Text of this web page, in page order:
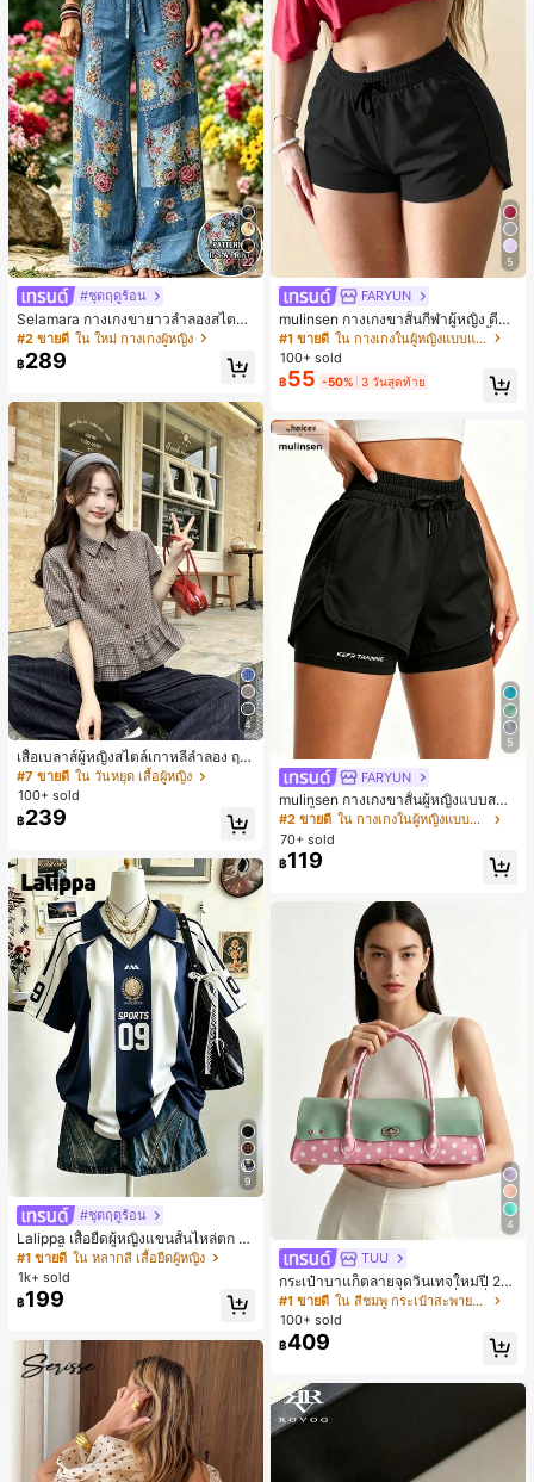
22
#ชุดฤดูร้อน
Selamara กางเกงขายาวลำลองสไตล์โ
บฮีเมียนสำหรับพักผ่อน สีกากี ผิวสัมผัส
มีเท็กซ์เจอร์ เอวสูงทรงหลวม เอวยางยืด
พร้อมเชือกรูด ทรงขาตรงทิ้งตัว ขากว้า
ดินทาง
#2 ขายดี ใน ใหม่ กางเกงผู้หญิง
฿289
4
เสื้อเบลาส์ผู้หญิงสไตล์เกาหลีลำลอง ฤดู
ใบไม้ผลิ/ฤดูร้อนใหม่ ชายระบาย ชิคแล
ะหรูหรา
#7 ขายดี ใน วันหยุด เสื้อผู้หญิง
100+ sold
฿239
9
#ชุดฤดูร้อน
Lalippa เสื้อยืดผู้หญิงแขนสั้นไหล่ตก ค
อวีปกเสื้อ ลายพิมพ์ดิจิทัลลายทาง สไตล์
สปอร์ตแฟชั่นมินิมอล ของขวัญสำหรับเ
พื่อน
#1 ขายดี ใน หลากสี เสื้อยืดผู้หญิง
1k+ sold
฿199
5
FARYUN
mulinsen กางเกงขาสั้นกีฬาผู้หญิง ดีไซ
น์ปลายเปิด เอวยืดหยุ่น กางเกงขาสั้น
ลำลองกีฬาฤดูร้อน ความยาว 3/4
#1 ขายดี
ใน กางเกงในผู้หญิงแบบแอคทีฟ
100+ sold
฿55 -50% 3 วันสุดท้าย
5
FARYUN
mulinsen กางเกงขาสั้นผู้หญิงแบบสบา
ยๆ สีพื้น หลวม อเนกประสงค์ กางเกงขา
สั้นกีฬา 2-In-1 สำหรับวิ่ง ฟิตเนส และก
ารฝึกซ้อมกีฬาในฤดูร้อน
#2 ขายดี
ใน กางเกงในผู้หญิงแบบแอคทีฟ
70+ sold
฿119
4
TUU
กระเป๋าบาแก็ตลายจุดวินเทจใหม่ปี 20
26 สำหรับผู้หญิง กระเป๋าเจลลี่แฟชั่นสไ
ตล์หวาน ความจุขนาดใหญ่ กระเป๋าสะ
พายไหล่สำหรับเดินทางไปทำงาน
#1 ขายดี
ใน สีชมพู กระเป๋าสะพายผู้หญิง
100+ sold
฿409